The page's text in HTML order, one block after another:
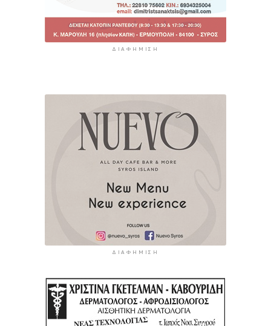
ΔΙΑΦΉΜΙΣΗ
ΔΙΑΦΉΜΙΣΗ